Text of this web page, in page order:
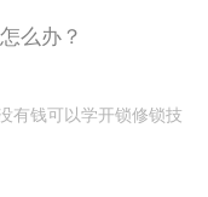
么办？
有钱可以学开锁修锁技